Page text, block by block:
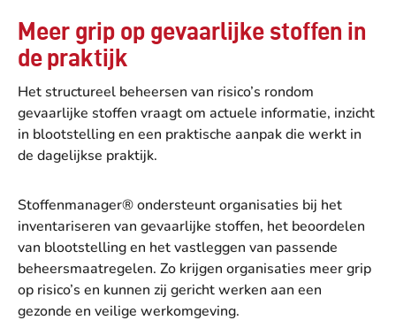
Meer grip op gevaarlijke stoffen in
de praktijk
Het structureel beheersen van risico’s rondom
gevaarlijke stoffen vraagt om actuele informatie, inzicht
in blootstelling en een praktische aanpak die werkt in
de dagelijkse praktijk.
Stoffenmanager® ondersteunt organisaties bij het
inventariseren van gevaarlijke stoffen, het beoordelen
van blootstelling en het vastleggen van passende
beheersmaatregelen. Zo krijgen organisaties meer grip
op risico’s en kunnen zij gericht werken aan een
gezonde en veilige werkomgeving.